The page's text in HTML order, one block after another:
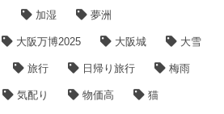
加湿 夢洲
大阪万博2025 大阪城 大雪
旅行 日帰り旅行 梅雨
気配り 物価高 猫